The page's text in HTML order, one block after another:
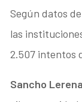
Según datos
las
2.507 intentos
Sancho